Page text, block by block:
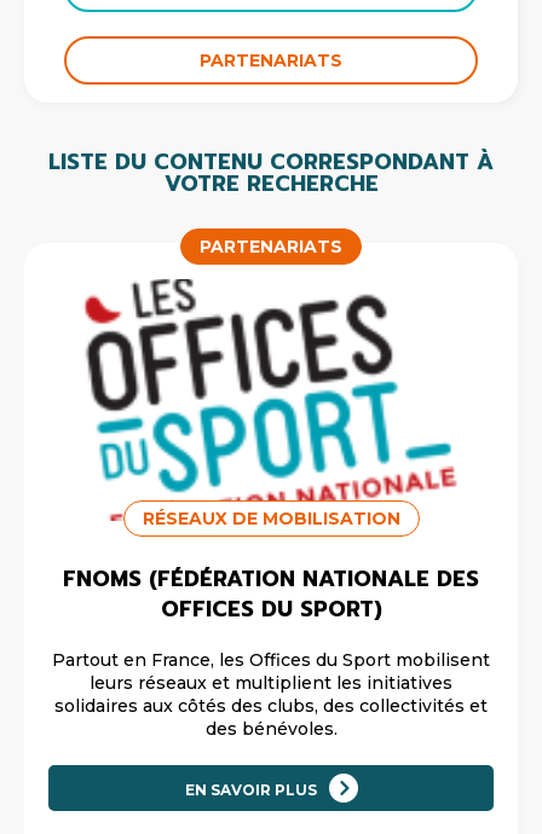
PARTENARIATS
LISTE DU CONTENU CORRESPONDANT À
VOTRE RECHERCHE
PARTENARIATS
RÉSEAUX DE MOBILISATION
FNOMS (FÉDÉRATION NATIONALE DES
OFFICES DU SPORT)
Partout en France, les Offices du Sport mobilisent
leurs réseaux et multiplient les initiatives
solidaires aux côtés des clubs, des collectivités et
des bénévoles.
EN SAVOIR PLUS